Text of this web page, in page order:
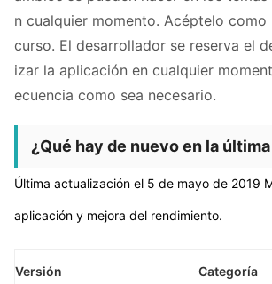
n cualquier momento. Acéptelo
curso. El desarrollador se reserva el
izar la aplicación en cualquier
ecuencia como sea necesario.
¿Qué hay de nuevo en la
Última actualización el 5 de mayo de 2019
aplicación y mejora del rendimiento.
Versión
Categoría